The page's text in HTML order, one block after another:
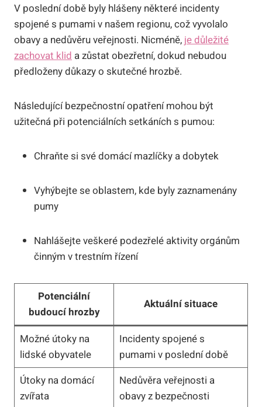
V poslední době byly hlášeny některé incidenty
spojené s pumami v našem regionu, což vyvolalo
obavy a nedůvěru veřejnosti. Nicméně, je důležité
zachovat klid a zůstat obezřetní, dokud nebudou
předloženy důkazy o skutečné hrozbě.
Následující bezpečnostní opatření mohou být
užitečná při potenciálních setkáních s pumou:
Chraňte si své domácí mazlíčky a dobytek
Vyhýbejte se oblastem, kde byly zaznamenány
pumy
Nahlášejte veškeré podezřelé aktivity orgánům
činným v trestním řízení
Potenciální
budoucí hrozby
Aktuální situace
Možné útoky na
lidské obyvatele
Incidenty spojené s
pumami v poslední době
Útoky na domácí
zvířata
Nedůvěra veřejnosti a
obavy z bezpečnosti